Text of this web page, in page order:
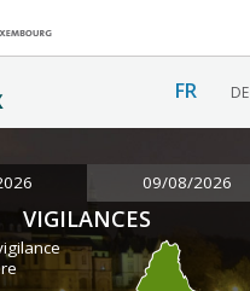
FR DE
09/08/2026
VIGILANCES